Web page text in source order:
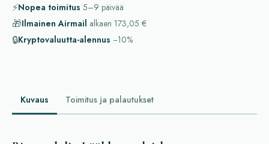
⚡Nopea toimitus 5–9 päivää
🎁Ilmainen Airmail alkaen 173,05 €
🔒Kryptovaluutta-alennus −10%
Kuvaus Toimitus ja palautukset